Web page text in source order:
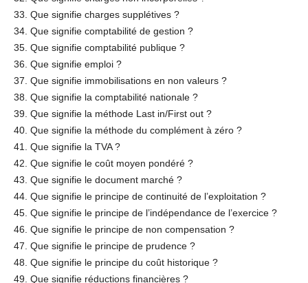
33. Que signifie charges supplétives ?
34. Que signifie comptabilité de gestion ?
35. Que signifie comptabilité publique ?
36. Que signifie emploi ?
37. Que signifie immobilisations en non valeurs ?
38. Que signifie la comptabilité nationale ?
39. Que signifie la méthode Last in/First out ?
40. Que signifie la méthode du complément à zéro ?
41. Que signifie la TVA ?
42. Que signifie le coût moyen pondéré ?
43. Que signifie le document marché ?
44. Que signifie le principe de continuité de l’exploitation ?
45. Que signifie le principe de l’indépendance de l’exercice ?
46. Que signifie le principe de non compensation ?
47. Que signifie le principe de prudence ?
48. Que signifie le principe du coût historique ?
49. Que signifie réductions financières ?